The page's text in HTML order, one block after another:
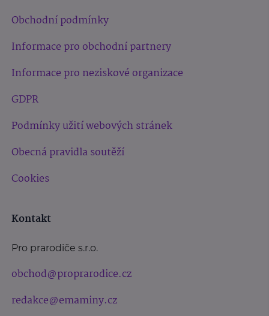
Obchodní podmínky
Informace pro obchodní partnery
Informace pro neziskové organizace
GDPR
Podmínky užití webových stránek
Obecná pravidla soutěží
Cookies
Kontakt
Pro prarodiče s.r.o.
obchod@proprarodice.cz
redakce@emaminy.cz